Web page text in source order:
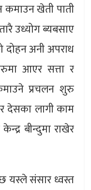
कमाउन खेती पाती
उध्योग ब्यबसाए
दोहन अनी अपराध
आएर सत्ता र
प्रचलन शुरु
देसका लागी काम
बीन्दुमा राखेर
यस्ले संसार ध्वस्त